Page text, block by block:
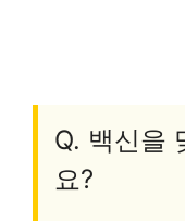
Q. 백신을
요?